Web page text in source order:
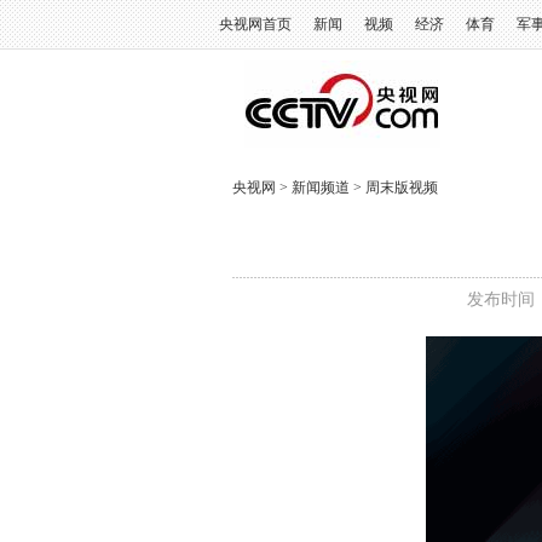
央视网首页 新闻 视频 经济 体育 军
央视网 > 新闻频道 > 周末版视频
发布时